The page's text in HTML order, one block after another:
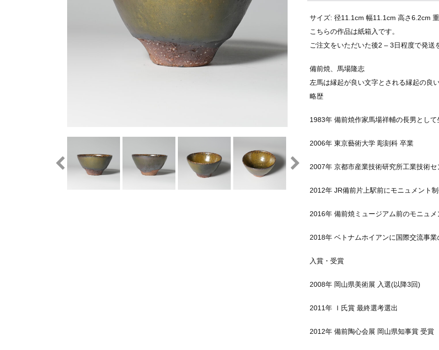
サイズ: 径11.1cm 幅11.1cm 高さ6.2cm
こちらの作品は紙箱入です。
ご注文をいただいた後2 – 3日程度で発送
備前焼、馬場隆志
左馬は縁起が良い文字とされる縁起の良
略歴
1983年 備前焼作家馬場祥輔の長男として
2006年 東京藝術大学 彫刻科 卒業
2007年 京都市産業技術研究所工業技術
2012年 JR備前片上駅前にモニュメント
2016年 備前焼ミュージアム前のモニュ
2018年 ベトナムホイアンに国際交流事
入賞・受賞
2008年 岡山県美術展 入選(以降3回)
2011年 Ｉ氏賞 最終選考選出
2012年 備前陶心会展 岡山県知事賞 受賞